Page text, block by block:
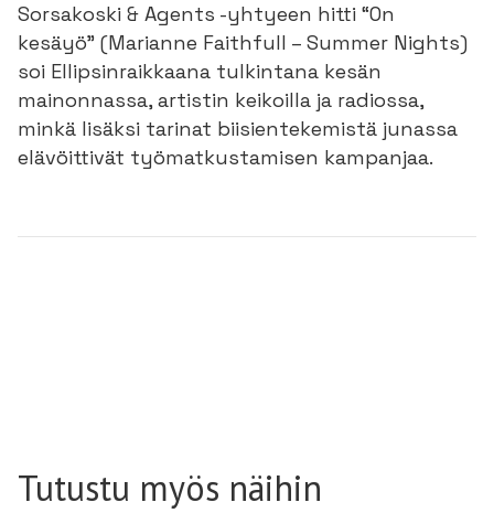
Sorsakoski & Agents -yhtyeen hitti “On
kesäyö” (Marianne Faithfull – Summer Nights)
soi Ellipsinraikkaana tulkintana kesän
mainonnassa, artistin keikoilla ja radiossa,
minkä lisäksi tarinat biisientekemistä junassa
elävöittivät työmatkustamisen kampanjaa.
Tutustu myös näihin